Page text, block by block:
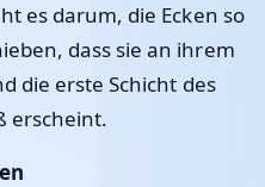
es darum, die Ecken so
dass sie an ihrem
die erste Schicht des
erscheint.